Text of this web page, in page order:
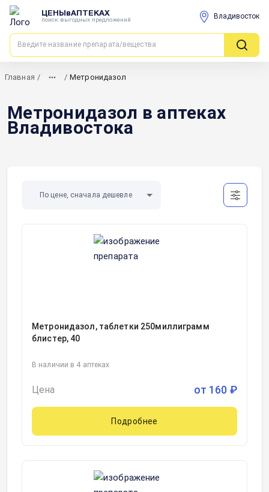
ЦЕНЫвАПТЕКАХ
поиск выгодных предложений Владивосток
Главная / / Метронидазол
Метронидазол в аптеках
Владивостока
По цене, сначала дешевле
Метронидазол, таблетки 250миллиграмм
блистер, 40
В наличии в 4 аптеках
Цена от 160 ₽
Подробнее